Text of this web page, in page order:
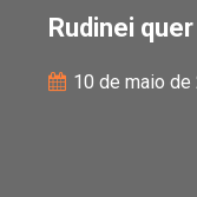
Rudinei
10 de maio de